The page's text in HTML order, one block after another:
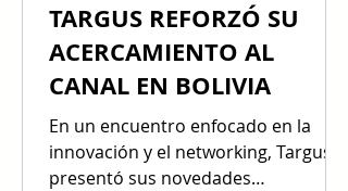
TARGUS REFORZÓ SU
ACERCAMIENTO AL
CANAL EN BOLIVIA
En un encuentro enfocado en la
innovación y el networking, Targus
presentó sus novedades